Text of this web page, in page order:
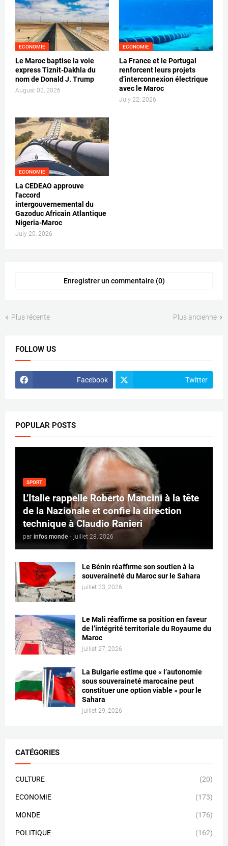
ECONOMIE
Le Maroc baptise la voie
express Tiznit-Dakhla du
nom de Donald J. Trump
August 02, 2026
ECONOMIE
La France et le Portugal
renforcent leurs projets
d’interconnexion électrique
avec le Maroc
July 22, 2026
ECONOMIE
La CEDEAO approuve
l'accord
intergouvernemental du
Gazoduc Africain Atlantique
Nigeria-Maroc
July 20, 2026
Enregistrer un commentaire (0)
Plus récente Plus ancienne
FOLLOW US
Facebook Twitter
POPULAR POSTS
SPORT
L’Italie rappelle Roberto Mancini à la tête
de la Nazionale et confie la direction
technique à Claudio Ranieri
par infos monde - juillet 28, 2026
Le Bénin réaffirme son soutien à la
souveraineté du Maroc sur le Sahara
juillet 23, 2026
Le Mali réaffirme sa position en faveur
de l’intégrité territoriale du Royaume du
Maroc
juillet 27, 2026
La Bulgarie estime que « l’autonomie
sous souveraineté marocaine peut
constituer une option viable » pour le
Sahara
juillet 29, 2026
CATÉGORIES
CULTURE (20)
ECONOMIE (173)
MONDE (176)
POLITIQUE (162)